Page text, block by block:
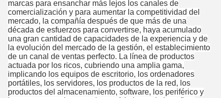
marcas para ensanchar más lejos los canales de
comercialización y para aumentar la competitividad del
mercado, la compañía después de que más de una
década de esfuerzos para convertirse, haya acumulado
una gran cantidad de capacidades de la experiencia y de
la evolución del mercado de la gestión, el establecimiento
de un canal de ventas perfecto. La línea de productos
actuada por los ricos, cubriendo una amplia gama,
implicando los equipos de escritorio, los ordenadores
portátiles, los servidores, los productos de la red, los
productos del almacenamiento, software, los periférico y